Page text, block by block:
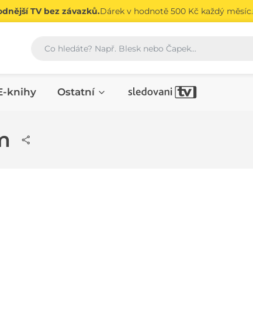
TV bez závazků.Dárek v hodnotě 500 Kč každý měsíc.
Vyhledávání
knihy Ostatní